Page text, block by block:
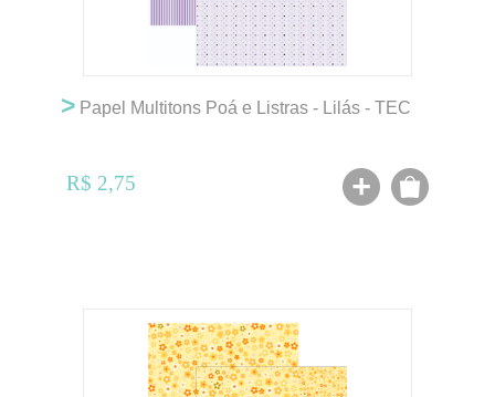
> Papel Multitons Poá e Listras - Lilás - TEC
R$ 2,75